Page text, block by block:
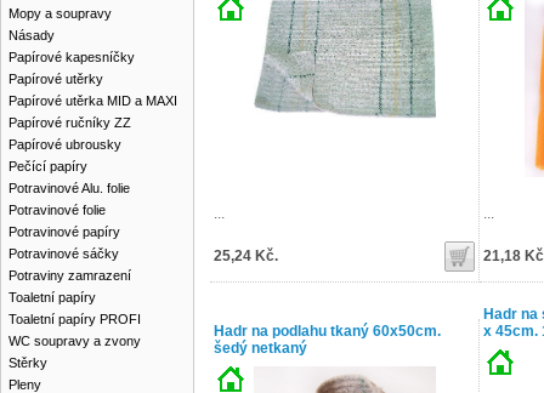
Mopy a soupravy
Násady
Papírové kapesníčky
Papírové utěrky
Papírové utěrka MID a MAXI
Papírové ručníky ZZ
Papírové ubrousky
Pečící papíry
Potravinové Alu. folie
Potravinové folie
Potravinové papíry
Potravinové sáčky
Potraviny zamrazení
Toaletní papíry
Toaletní papíry PROFI
WC soupravy a zvony
Stěrky
Pleny
...
25,24 Kč.
...
21,18
Hadr na podlahu tkaný 60x50cm.
šedý netkaný
Hadr
x 45cm.